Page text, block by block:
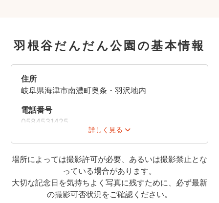
羽根谷だんだん公園の基本情報
詳しく見る
住所
岐阜県海津市南濃町奥条・羽沢地内
電話番号
0584531425
駐車場
場所によっては撮影許可が必要、あるいは撮影禁止とな
っている場合があります。
大切な記念日を気持ちよく写真に残すために、必ず最新
の撮影可否状況をご確認ください。